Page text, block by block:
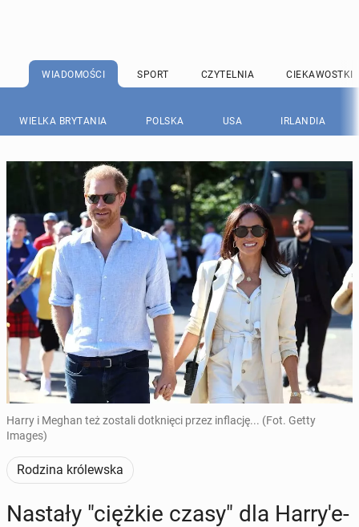
WIADOMOŚCI SPORT CZYTELNIA CIEKAWOSTKI
WIELKA BRYTANIA POLSKA USA IRLANDIA
Harry i Meghan też zostali dotknięci przez inflację... (Fot. Getty
Images)
Rodzina królewska
Nastały "ciężkie czasy" dla Har­ry­'e­